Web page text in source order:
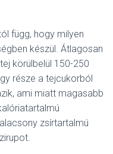
függ, hogy milyen
készül. Átlagosan
körülbelül 150-250
része a tejcukorból
ami miatt magasabb
zsírtartalmú